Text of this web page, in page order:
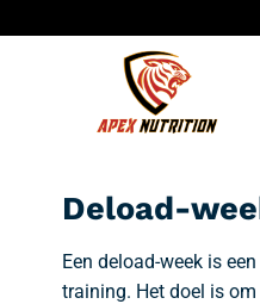
naar
Deload-
Een deload-week is
training. Het doel is